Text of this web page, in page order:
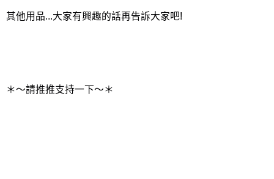
其他用品...大家有興趣的話再告訴大家吧!
＊～請推推支持一下～＊